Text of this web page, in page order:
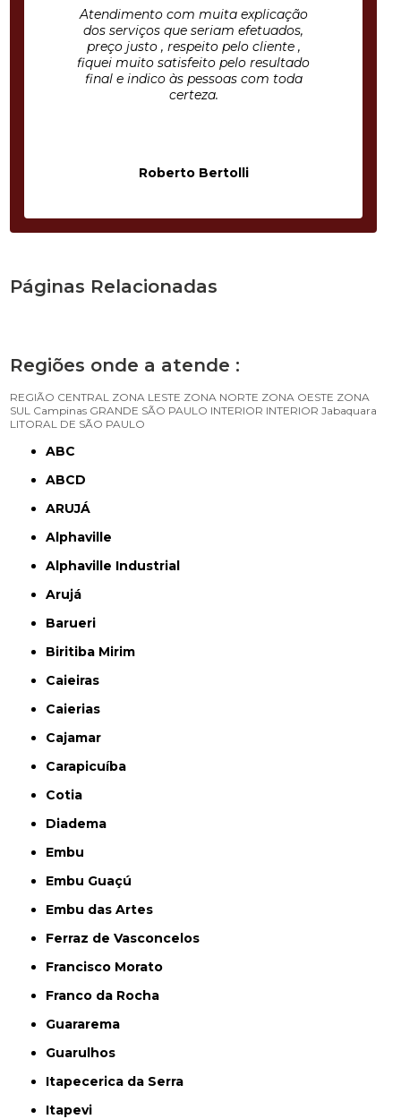
Atendimento com muita explicação
dos serviços que seriam efetuados,
preço justo , respeito pelo cliente ,
fiquei muito satisfeito pelo resultado
final e indico às pessoas com toda
certeza.
Roberto Bertolli
Páginas Relacionadas
Regiões onde a atende :
REGIÃO CENTRAL ZONA LESTE ZONA NORTE ZONA OESTE ZONA
SUL Campinas GRANDE SÃO PAULO INTERIOR INTERIOR Jabaquara
LITORAL DE SÃO PAULO
ABC
ABCD
ARUJÁ
Alphaville
Alphaville Industrial
Arujá
Barueri
Biritiba Mirim
Caieiras
Caierias
Cajamar
Carapicuíba
Cotia
Diadema
Embu
Embu Guaçú
Embu das Artes
Ferraz de Vasconcelos
Francisco Morato
Franco da Rocha
Guararema
Guarulhos
Itapecerica da Serra
Itapevi